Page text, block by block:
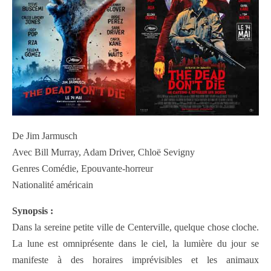
De Jim Jarmusch
Avec Bill Murray, Adam Driver, Chloë Sevigny
Genres Comédie, Epouvante-horreur
Nationalité américain
Synopsis :
Dans la sereine petite ville de Centerville, quelque chose cloche.
La lune est omniprésente dans le ciel, la lumière du jour se
manifeste à des horaires imprévisibles et les animaux